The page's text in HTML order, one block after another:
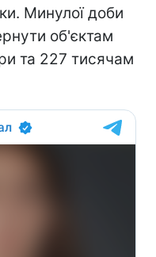
Минулої доби
об'єктам
та 227 тисячам